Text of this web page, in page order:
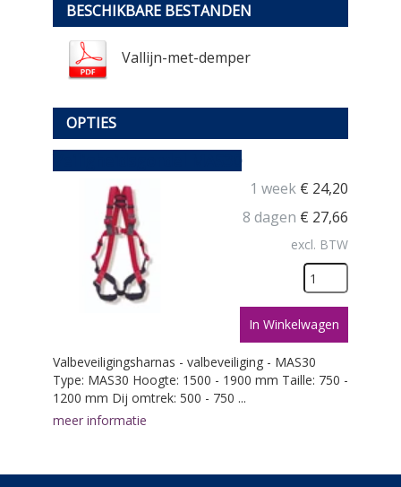
BESCHIKBARE BESTANDEN
Vallijn-met-demper
OPTIES
1 week € 24,20
8 dagen € 27,66
excl. BTW
In Winkelwagen
Valbeveiligingsharnas - valbeveiliging - MAS30
Type: MAS30 Hoogte: 1500 - 1900 mm Taille: 750 -
1200 mm Dij omtrek: 500 - 750 ...
meer informatie